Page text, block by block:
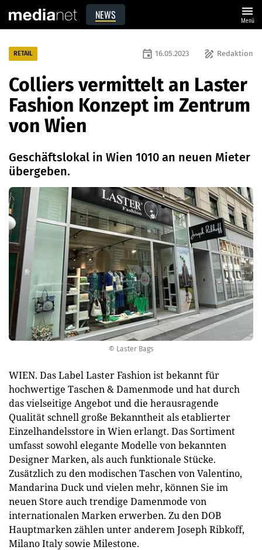
NEWS menu
Menü
© Laster Bags
RETAIL draw Redaktion
event 16.05.2023
Colliers vermittelt an Laster
Fashion Konzept im Zentrum
von Wien
Geschäftslokal in Wien 1010 an neuen Mieter
übergeben.
WIEN. Das Label Laster Fashion ist bekannt für
hochwertige Taschen & Damenmode und hat durch
das vielseitige Angebot und die herausragende
Qualität schnell große Bekanntheit als etablierter
Einzelhandelsstore in Wien erlangt. Das Sortiment
umfasst sowohl elegante Modelle von bekannten
Designer Marken, als auch funktionale Stücke.
Zusätzlich zu den modischen Taschen von Valentino,
Mandarina Duck und vielen mehr, können Sie im
neuen Store auch trendige Damenmode von
internationalen Marken erwerben. Zu den DOB
Hauptmarken zählen unter anderem Joseph Ribkoff,
Milano Italy sowie Milestone.